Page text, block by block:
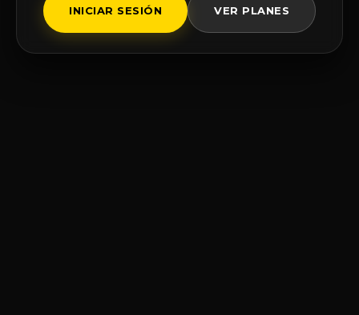
INICIAR SESIÓN VER PLANES